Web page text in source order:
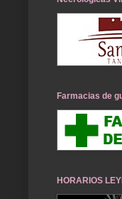
Farmacias de
HORARIOS